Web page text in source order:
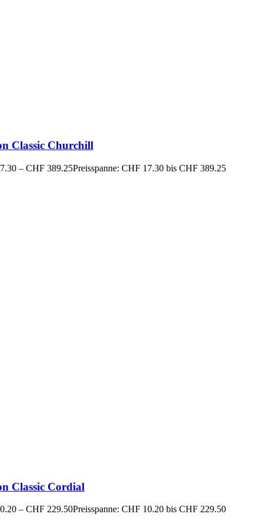
Classic Churchill
– CHF 389.25Preisspanne: CHF 17.30 bis CHF 389.25
Classic Cordial
– CHF 229.50Preisspanne: CHF 10.20 bis CHF 229.50